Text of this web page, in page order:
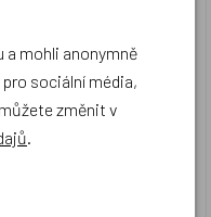
ks
a mohli anonymně
sociální média,
změnit v